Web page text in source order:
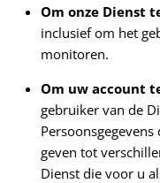
Om onze Dienst
inclusief om het
monitoren.
Om uw account
gebruiker van de
geven tot
Dienst die voor u